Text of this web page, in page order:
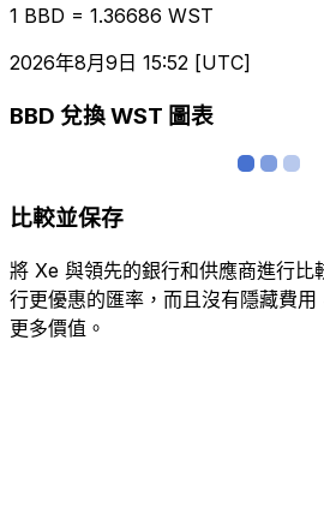
1 BBD = 1.36686 WST
2026年8月9日 15:52 [UTC]
BBD 兌換 WST 圖表
比較並保存
將 Xe 與領先的銀行和供應商進行比
行更優惠的匯率，而且沒有隱藏費
更多價值。